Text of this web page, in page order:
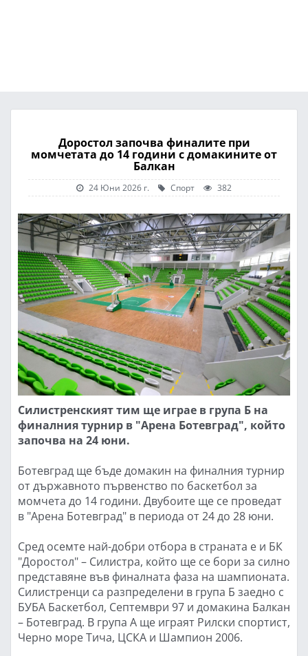
Доростол започва финалите при
момчетата до 14 години с домакините от
Балкан
24 Юни 2026 г. Спорт 382
Силистренският тим ще играе в група Б на
финалния турнир в "Арена Ботевград", който
започва на 24 юни.
Ботевград ще бъде домакин на финалния турнир
от държавното първенство по баскетбол за
момчета до 14 години. Двубоите ще се проведат
в "Арена Ботевград" в периода от 24 до 28 юни.
Сред осемте най-добри отбора в страната е и БК
"Доростол" – Силистра, който ще се бори за силно
представяне във финалната фаза на шампионата.
Силистренци са разпределени в група Б заедно с
БУБА Баскетбол, Септември 97 и домакина Балкан
– Ботевград. В група А ще играят Рилски спортист,
Черно море Тича, ЦСКА и Шампион 2006.